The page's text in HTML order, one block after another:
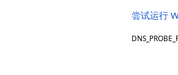
尝试运行